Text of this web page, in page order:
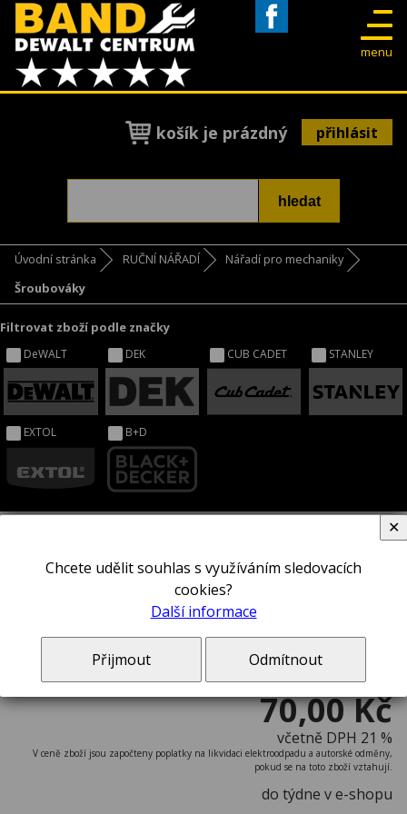
menu
košík je prázdný přihlásit
Úvodní stránka RUČNÍ NÁŘADÍ
Nářadí pro mechaniky
Šroubováky
Filtrovat zboží podle značky
DeWALT DEK CUB CADET STANLEY
EXTOL B+D
Šroubovák STANLEY® 0-64-923
70,00 Kč
včetně DPH 21 %
V ceně zboží jsou započteny poplatky na likvidaci elektroodpadu a autorské odměny,
pokud se na toto zboží vztahují.
do týdne v e-shopu
Chcete udělit souhlas s využíváním sledovacích
cookies?
Další informace
Přijmout Odmítnout
✕